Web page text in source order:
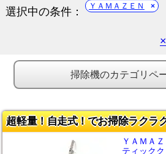
選択中の条件： ＹＡＭＡＺＥＮ
掃除機のカテゴリペ
超軽量！自走式！でお掃除ラクラ
ＹＡＭＡ
ティック